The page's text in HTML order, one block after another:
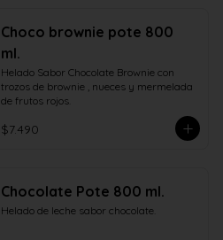
Choco brownie pote 800
ml.
Helado Sabor Chocolate Brownie con
trozos de brownie , nueces y mermelada
de frutos rojos.
$7.490
Chocolate Pote 800 ml.
Helado de leche sabor chocolate.